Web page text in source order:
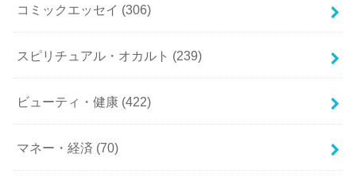
コミックエッセイ (306)
スピリチュアル・オカルト (239)
ビューティ・健康 (422)
マネー・経済 (70)